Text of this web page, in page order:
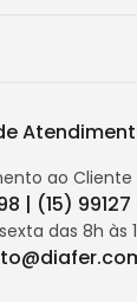
ao Cliente
| (15)
das 8h às